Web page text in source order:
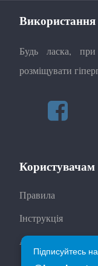
Використання
Будь ласка, при
розміщувати
Користувачам
Правила
Інструкція
Автори
Підписуйтесь